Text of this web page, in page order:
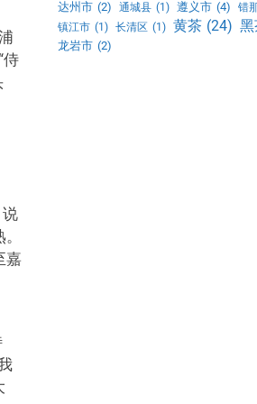
侍
嘉
达州市 (2) 通城县 (1) 遵义市 (4) 错
镇江市 (1) 长清区 (1) 黄茶 (24)
龙岩市 (2)